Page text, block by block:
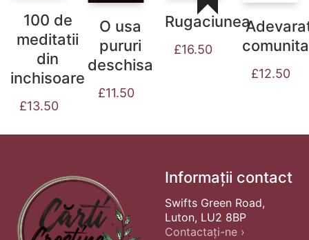
100 de
meditatii
din
inchisoare
£13.50
O usa
pururi
deschisa
£11.50
Rugaciunea
£16.50
£12.50
Informații contact
Swifts Green Road,
Luton, LU2 8BP
Contactați-ne ›